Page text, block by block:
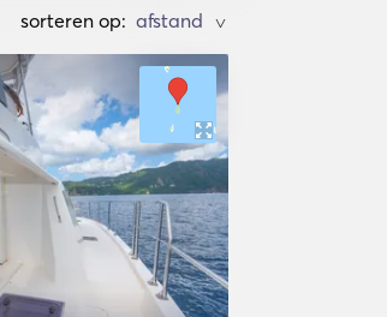
sorteren op: >